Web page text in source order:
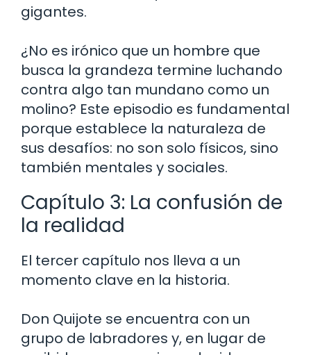
gigantes.
¿No es irónico que un hombre que
busca la grandeza termine luchando
contra algo tan mundano como un
molino? Este episodio es fundamental
porque establece la naturaleza de
sus desafíos: no son solo físicos, sino
también mentales y sociales.
Capítulo 3: La confusión de
la realidad
El tercer capítulo nos lleva a un
momento clave en la historia.
Don Quijote se encuentra con un
grupo de labradores y, en lugar de